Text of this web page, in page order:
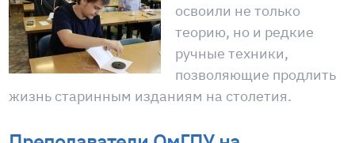
освоили не только
теорию, но и редкие
ручные техники,
позволяющие продлить
жизнь старинным изданиям на столетия.